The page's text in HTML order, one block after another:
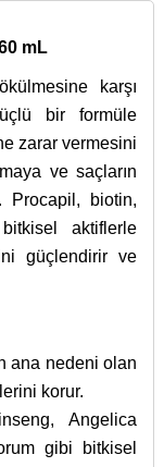
mL
karşı
bir formüle
zarar vermesini
ve saçların
Procapil, biotin,
aktiflerle
güçlendirir ve
ana nedeni olan
korur.
Angelica
gibi bitkisel